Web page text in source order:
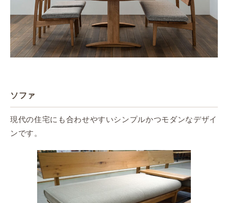
ソファ
現代の住宅にも合わせやすいシンプルかつモダンなデザイ
ンです。